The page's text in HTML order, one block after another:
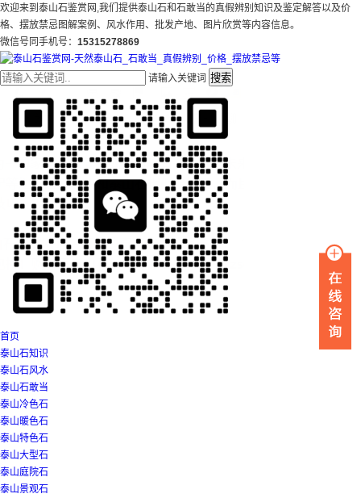
欢迎来到泰山石鉴赏网,我们提供泰山石和石敢当的真假辨别知识及鉴定解答以及价
格、摆放禁忌图解案例、风水作用、批发产地、图片欣赏等内容信息。
微信号同手机号： 15315278869
请输入关键词 搜索
首页
泰山石知识
泰山石风水
泰山石敢当
泰山冷色石
泰山暖色石
泰山特色石
泰山大型石
泰山庭院石
泰山景观石